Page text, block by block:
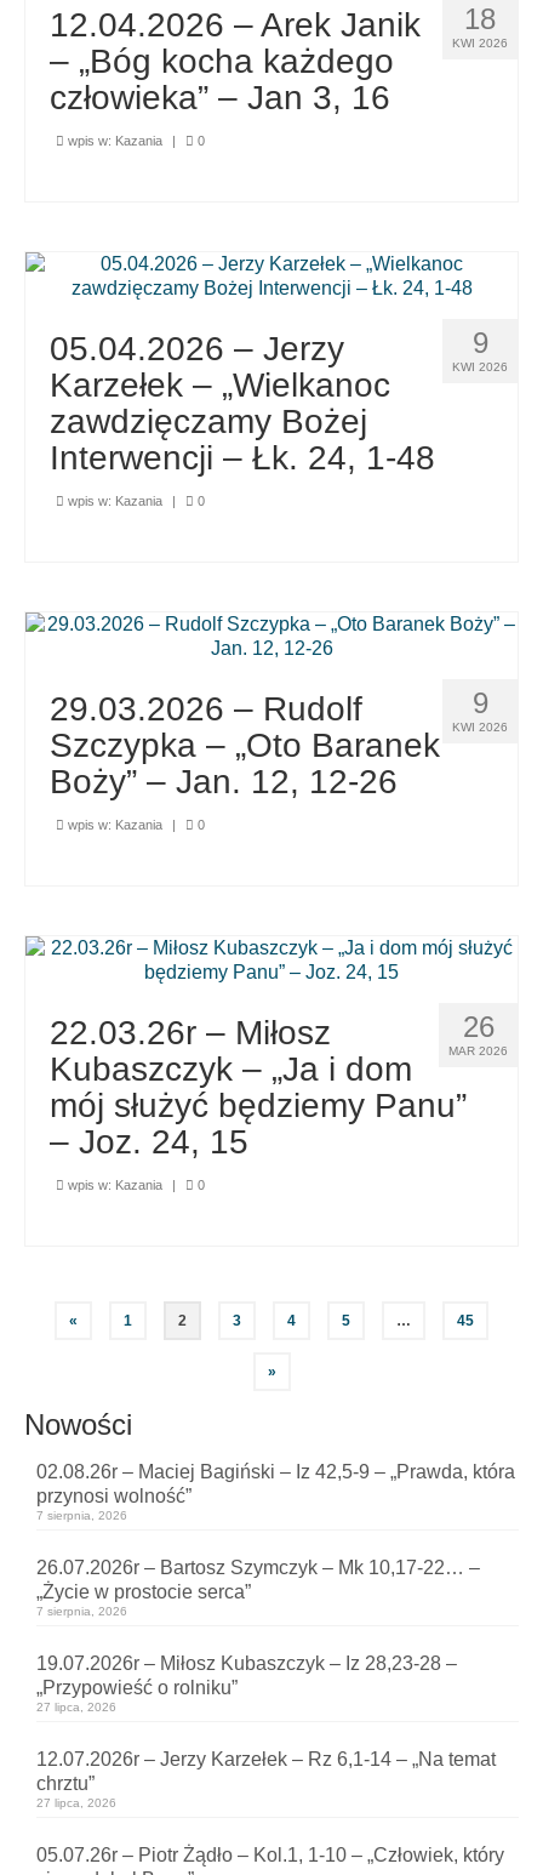
18
KWI 2026
12.04.2026 – Arek Janik
– „Bóg kocha każdego
człowieka” – Jan 3, 16
wpis w: Kazania | 0
9
KWI 2026
05.04.2026 – Jerzy
Karzełek – „Wielkanoc
zawdzięczamy Bożej
Interwencji – Łk. 24, 1-48
wpis w: Kazania | 0
9
KWI 2026
29.03.2026 – Rudolf
Szczypka – „Oto Baranek
Boży” – Jan. 12, 12-26
wpis w: Kazania | 0
26
MAR 2026
22.03.26r – Miłosz
Kubaszczyk – „Ja i dom
mój służyć będziemy Panu”
– Joz. 24, 15
wpis w: Kazania | 0
Stronicowanie
« 1 2 3 4 5 … 45
»
Nowości
02.08.26r – Maciej Bagiński – Iz 42,5-9 – „Prawda, która
przynosi wolność”
7 sierpnia, 2026
26.07.2026r – Bartosz Szymczyk – Mk 10,17-22… –
„Życie w prostocie serca”
7 sierpnia, 2026
19.07.2026r – Miłosz Kubaszczyk – Iz 28,23-28 –
„Przypowieść o rolniku”
27 lipca, 2026
12.07.2026r – Jerzy Karzełek – Rz 6,1-14 – „Na temat
chrztu”
27 lipca, 2026
05.07.26r – Piotr Żądło – Kol.1, 1-10 – „Człowiek, który